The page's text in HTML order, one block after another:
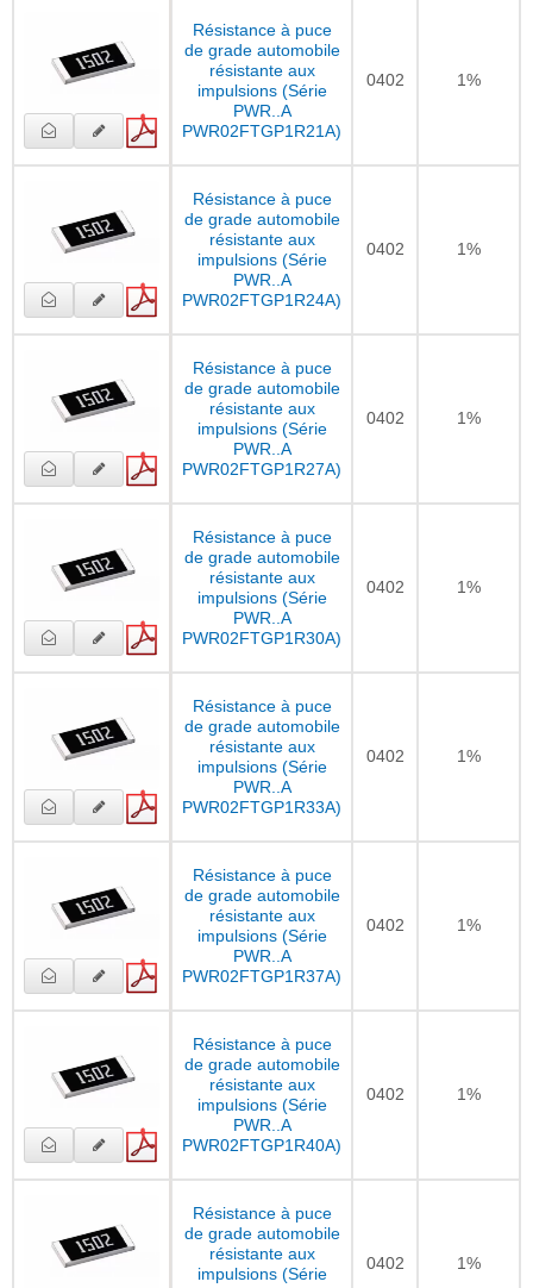
Résistance à puce
de grade automobile
résistante aux
impulsions (Série
PWR..A
PWR02FTGP1R21A)
0402 1%
Résistance à puce
de grade automobile
résistante aux
impulsions (Série
PWR..A
PWR02FTGP1R24A)
0402 1%
Résistance à puce
de grade automobile
résistante aux
impulsions (Série
PWR..A
PWR02FTGP1R27A)
0402 1%
Résistance à puce
de grade automobile
résistante aux
impulsions (Série
PWR..A
PWR02FTGP1R30A)
0402 1%
Résistance à puce
de grade automobile
résistante aux
impulsions (Série
PWR..A
PWR02FTGP1R33A)
0402 1%
Résistance à puce
de grade automobile
résistante aux
impulsions (Série
PWR..A
PWR02FTGP1R37A)
0402 1%
Résistance à puce
de grade automobile
résistante aux
impulsions (Série
PWR..A
PWR02FTGP1R40A)
0402 1%
Résistance à puce
de grade automobile
résistante aux
impulsions (Série
0402 1%